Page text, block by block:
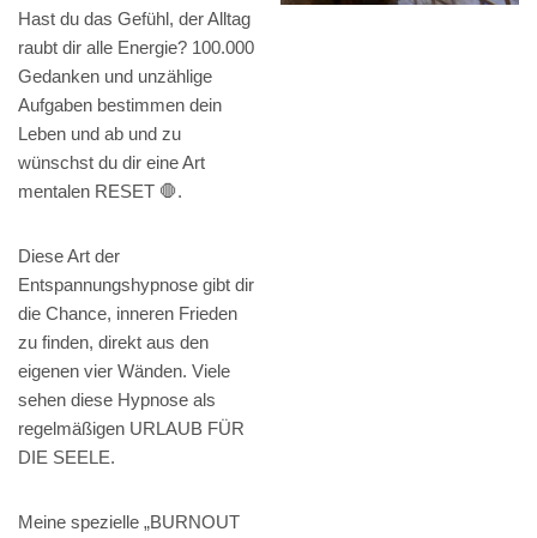
Hast du das Gefühl, der Alltag
raubt dir alle Energie? 100.000
Gedanken und unzählige
Aufgaben bestimmen dein
Leben und ab und zu
wünschst du dir eine Art
mentalen RESET 🛑.
Diese Art der
Entspannungshypnose gibt dir
die Chance, inneren Frieden
zu finden, direkt aus den
eigenen vier Wänden. Viele
sehen diese Hypnose als
regelmäßigen URLAUB FÜR
DIE SEELE.
Meine spezielle „BURNOUT